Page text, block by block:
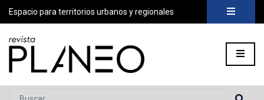
Espacio para territorios urbanos y regionales
Buscar...